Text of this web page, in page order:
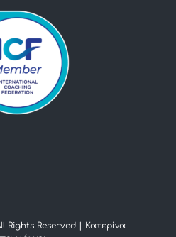
Rights Reserved | Κατερίνα